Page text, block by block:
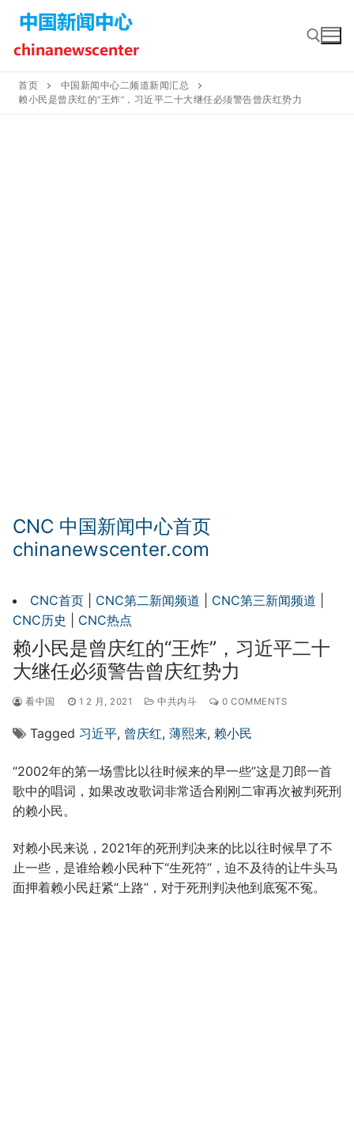
content
Search for:
首页
中国新闻中心二频道新闻汇总
赖小民是曾庆红的“王炸”，习近平二十大继任必须警告曾庆红势力
CNC 中国新闻中心首页
chinanewscenter.com
CNC首页 CNC第二新闻频道 CNC第三新闻频道
CNC历史
CNC热点
赖小民是曾庆红的“王炸”，习近平二十
大继任必须警告曾庆红势力
看中国 1 2 月, 2021 中共内斗 0 COMMENTS
Tagged 习近平, 曾庆红, 薄熙来, 赖小民
“2002年的第一场雪比以往时候来的早一些”这是刀郎一首
歌中的唱词，如果改改歌词非常适合刚刚二审再次被判死刑
的赖小民。
对赖小民来说，2021年的死刑判决来的比以往时候早了不
止一些，是谁给赖小民种下“生死符”，迫不及待的让牛头马
面押着赖小民赶紧“上路”，对于死刑判决他到底冤不冤。